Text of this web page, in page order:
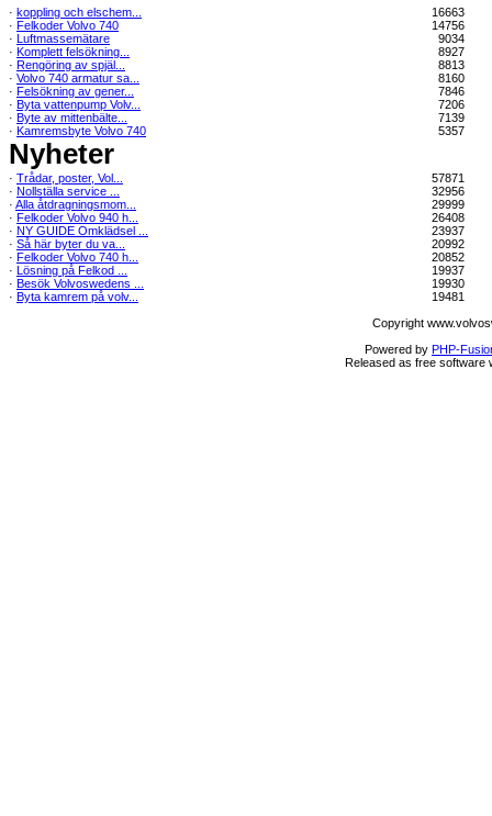
· koppling och elschem...
16663
· Felkoder Volvo 740
14756
· Luftmassemätare
9034
· Komplett felsökning...
8927
· Rengöring av spjäl...
8813
· Volvo 740 armatur sa...
8160
· Felsökning av gener...
7846
· Byta vattenpump Volv...
7206
· Byte av mittenbälte...
7139
· Kamremsbyte Volvo 740 5357
Nyheter
· Trådar, poster, Vol...
57871
· Nollställa service ...
32956
· Alla åtdragningsmom...
29999
· Felkoder Volvo 940 h...
26408
· NY GUIDE Omklädsel ...
23937
· Så här byter du va...
20992
· Felkoder Volvo 740 h...
20852
· Lösning på Felkod ...
19937
· Besök Volvoswedens ...
19930
· Byta kamrem på volv... 19481
Copyright
Powered by PHP-
Released as free software